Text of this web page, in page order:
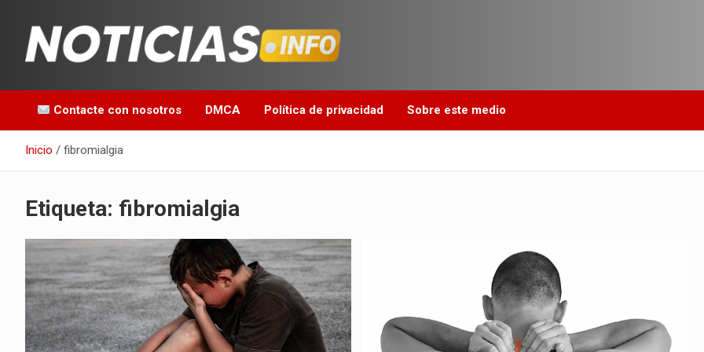
contenido
Noticias en español
Contacte con nosotros DMCA Política de privacidad Sobre este medio
Inicio fibromialgia
Etiqueta: fibromialgia